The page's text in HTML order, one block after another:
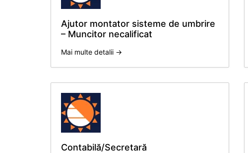
Ajutor montator sisteme de umbrire
– Muncitor necalificat
Mai multe detalii
Contabilă/Secretară